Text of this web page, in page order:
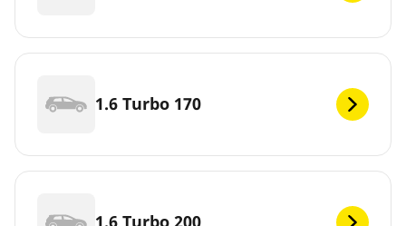
1.6 Turbo 170
1.6 Turbo 200